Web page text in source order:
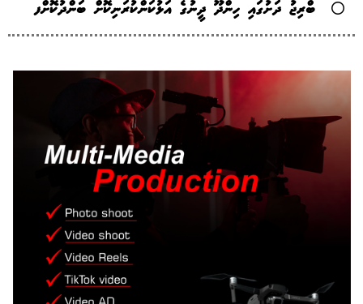
ބްރިޖު ދަށުގައި ހިންދޫ ދީނުގެ އަޅުކަންކުރަނިކޮށް ބަންދުކޮށްފ